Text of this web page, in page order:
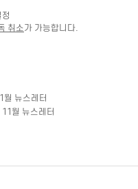
취소가 가능합니다.
월 뉴스레터
월 뉴스레터